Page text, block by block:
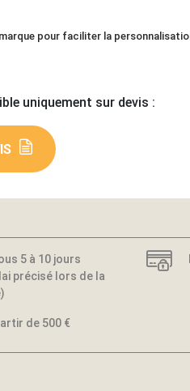
pour faciliter la
uniquement sur devis :
5 à 10 jours
précisé lors de la
de 500 €